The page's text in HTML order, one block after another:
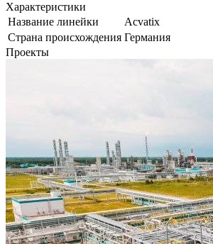
Характеристики
Название линейки
Acvatix
Страна происхождения Германия
Проекты